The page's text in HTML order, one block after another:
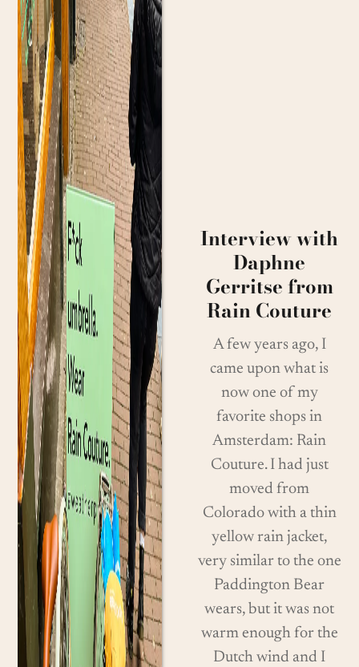
Interview with
Daphne
Gerritse from
Rain Couture
A few years ago, I
came upon what is
now one of my
favorite shops in
Amsterdam: Rain
Couture. I had just
moved from
Colorado with a thin
yellow rain jacket,
very similar to the one
Paddington Bear
wears, but it was not
warm enough for the
Dutch wind and I